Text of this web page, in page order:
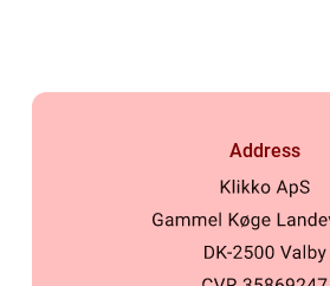
Address